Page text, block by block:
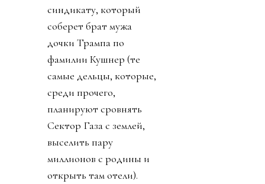
синдикату, который
соберет брат мужа
дочки Трампа по
фамилии Кушнер (те
самые дельцы, которые,
среди прочего,
планируют сровнять
Сектор Газа с землей,
выселить пару
миллионов с родины и
открыть там отели).